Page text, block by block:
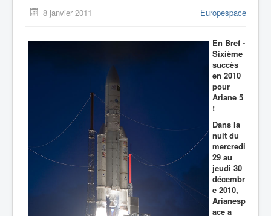
Drones
8 janvier 2011 Europespace
En Bref -
Sixième
succès
en 2010
pour
Ariane 5
!
Dans la
nuit du
mercredi
29 au
jeudi 30
décembr
e 2010,
Arianesp
ace a